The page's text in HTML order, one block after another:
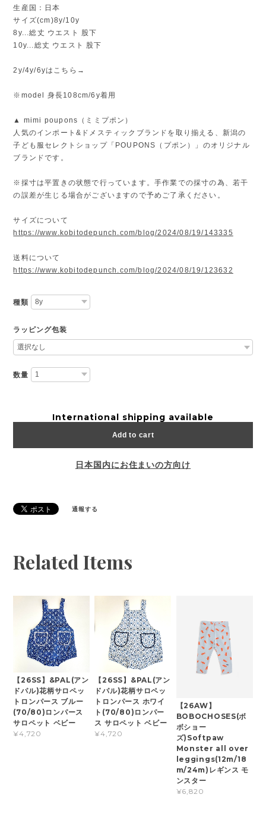
生産国：日本
サイズ(cm)8y/10y
8y...総丈 ウエスト 股下
10y...総丈 ウエスト 股下
2y/4y/6yはこちら→
※model 身長108cm/6y着用
▲ mimi poupons（ミミプポン）
人気のインポート&ドメスティックブランドを取り揃える、新潟の
子ども服セレクトショップ「POUPONS（プポン）」のオリジナル
ブランドです。
※採寸は平置きの状態で行っています。手作業での採寸の為、若干
の誤差が生じる場合がございますので予めご了承ください。
サイズについて
https://www.kobitodepunch.com/blog/2024/08/19/143335
送料について
https://www.kobitodepunch.com/blog/2024/08/19/123632
種類
ラッピング包装
数量
International shipping available
Add to cart
日本国内にお住まいの方向け
通報する
Related Items
【26SS】&PAL(アン
ドパル)花柄サロペッ
トロンパース ブルー
(70/80)ロンパース
サロペット ベビー
¥4,720
【26SS】&PAL(アン
ドパル)花柄サロペッ
トロンパース ホワイ
ト(70/80)ロンパー
ス サロペット ベビー
¥4,720
【26AW】
BOBOCHOSES(ボ
ボショー
ズ)Softpaw
Monster all over
leggings(12m/18
m/24m)レギンス モ
ンスター
¥6,820